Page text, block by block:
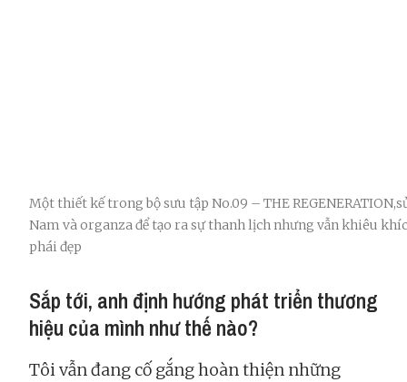
Một thiết kế trong bộ sưu tập No.09 – THE
Nam và organza để tạo ra sự thanh lịch nhưng vẫn khiêu
phái đẹp
Sắp tới, anh định hướng phát triển thương
hiệu của mình như thế nào?
Tôi vẫn đang cố gắng hoàn thiện những